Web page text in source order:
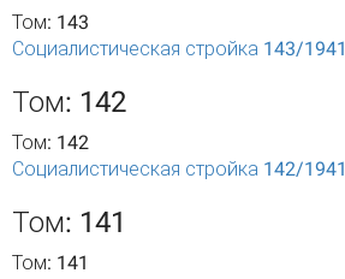
Том: 143
Социалистическая стройка 143/1941
Том: 142
Том: 142
Социалистическая стройка 142/1941
Том: 141
Том: 141